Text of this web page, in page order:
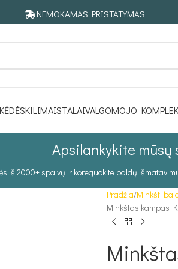
NEMOKAMAS PRISTATYMAS
KĖDĖSKILIMAISTALAIVALGOMOJO
Apsilankykite mūsų
iš 2000+ spalvų ir koreguokite baldų
Pradžia Minkšti
Minkštas kampas